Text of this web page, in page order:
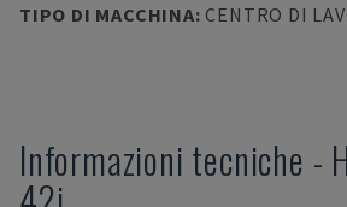
TIPO DI MACCHINA: CENTRO DI
Informazioni tecniche -